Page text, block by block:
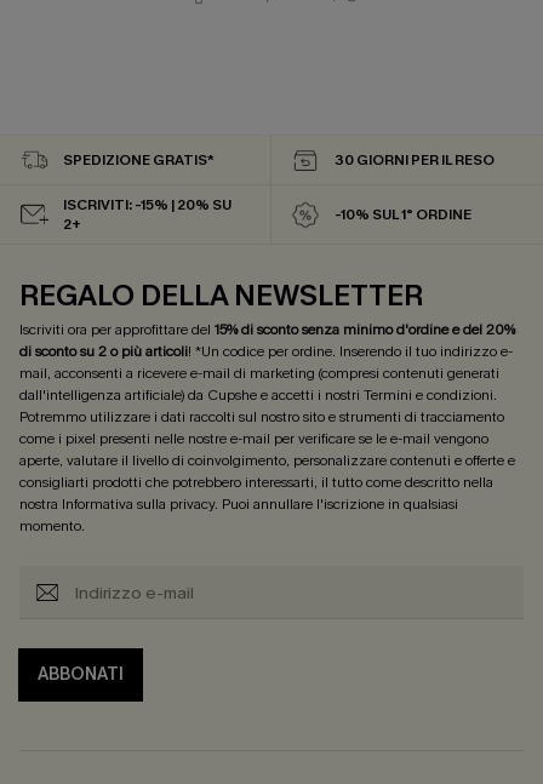
SPEDIZIONE GRATIS* 30 GIORNI PER IL RESO
ISCRIVITI: -15% | 20% SU
2+
-10% SUL 1° ORDINE
REGALO DELLA NEWSLETTER
Iscriviti ora per approfittare del 15% di sconto senza minimo d'ordine e del 20%
di sconto su 2 o più articoli! *Un codice per ordine. Inserendo il tuo indirizzo e-
mail, acconsenti a ricevere e-mail di marketing (compresi contenuti generati
dall'intelligenza artificiale) da Cupshe e accetti i nostri Termini e condizioni.
Potremmo utilizzare i dati raccolti sul nostro sito e strumenti di tracciamento
come i pixel presenti nelle nostre e-mail per verificare se le e-mail vengono
aperte, valutare il livello di coinvolgimento, personalizzare contenuti e offerte e
consigliarti prodotti che potrebbero interessarti, il tutto come descritto nella
nostra Informativa sulla privacy. Puoi annullare l'iscrizione in qualsiasi
momento.
ABBONATI